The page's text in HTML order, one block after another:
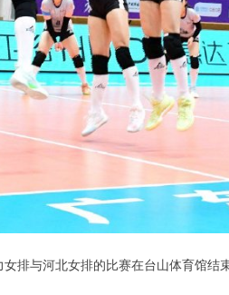
排与河北女排的比赛在台山体育馆结